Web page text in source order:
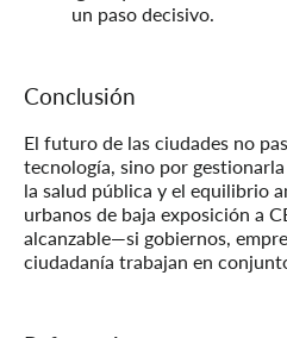
un paso decisivo.
Conclusión
El futuro de las ciudades no
tecnología, sino por
la salud pública y el equilibrio
urbanos de baja exposición a
alcanzable—si gobiernos,
ciudadanía trabajan en